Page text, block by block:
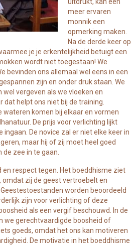
meer ervaren
monnik een
opmerking maken.
Na de derde keer op
je je erkentelijkheid betuigt een
wordt niet toegestaan! We
bevinden ons allemaal wel eens in een
zijn en onder druk staan. We
vergeven als we vloeken en
helpt ons niet bij de training.
wateren komen bij elkaar en vormen
De prijs voor verlichting lijkt
De novice zal er niet elke keer in
maar hij of zij moet heel goed
zee in te gaan.
en respect tegen. Het boeddhisme ziet
omdat zij de geest vertroebelt en
worden beoordeeld
zijn voor verlichting of deze
als een vergif beschouwd. In de
we gerechtvaardigde boosheid of
goeds, omdat het ons kan motiveren
De motivatie in het boeddhisme